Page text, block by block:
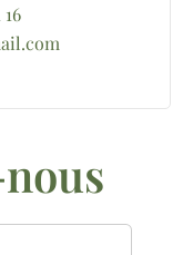
16